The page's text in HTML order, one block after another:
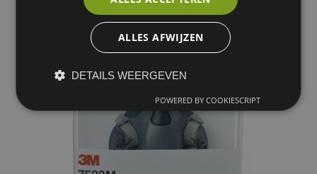
ALLES AFWIJZEN
DETAILS WEERGEVEN
POWERED BY COOKIESCRIPT